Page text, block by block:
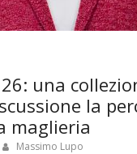
una
la
maglieria
Massimo Lupo